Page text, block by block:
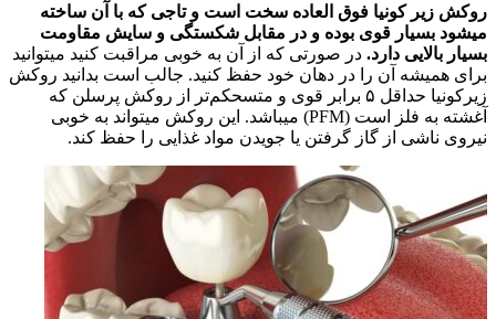
روکش زیر کونیا فوق العاده سخت است و تاجی که با آن ساخته
میشود بسیار قوی بوده و در مقابل شکستگی و سایش مقاومت
بسیار بالایی دارد. در صورتی که از آن به خوبی مراقبت کنید میتوانید
برای همیشه آن را در دهان خود حفظ کنید. جالب است بدانید روکش
زیرکونیا حداقل ۵ برابر قوی و متسحکم‌تر از روکش پرسلن که
آغشته به فلز است (PFM) میباشد. این روکش میتواند به خوبی
نیروی ناشی از گاز گرفتن یا جویدن مواد غذایی را حفظ کند.